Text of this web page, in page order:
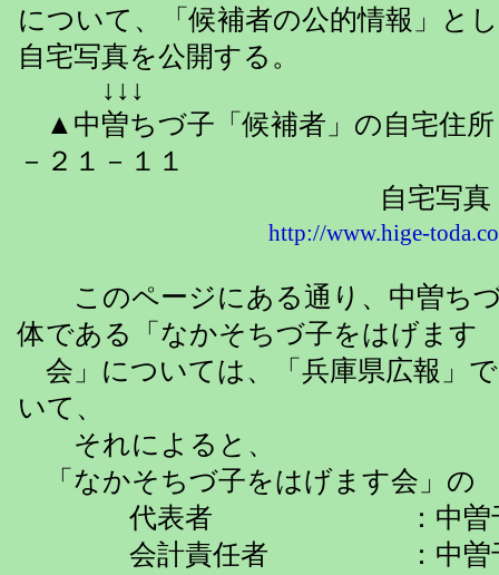
について、「候補者の公的情報」と
自宅写真を公開する。
↓↓↓
▲中曽ちづ子「候補者」の自宅住所
－２１－１１
自宅写真：
http://www.hige-
このページにある通り、中曽ちづ
体である「なかそちづ子をはげます
会」については、「兵庫県広報」
いて、
それによると、
「なかそちづ子をはげます会」の
代表者 ：中曽千
会計責任者 ：中曽千